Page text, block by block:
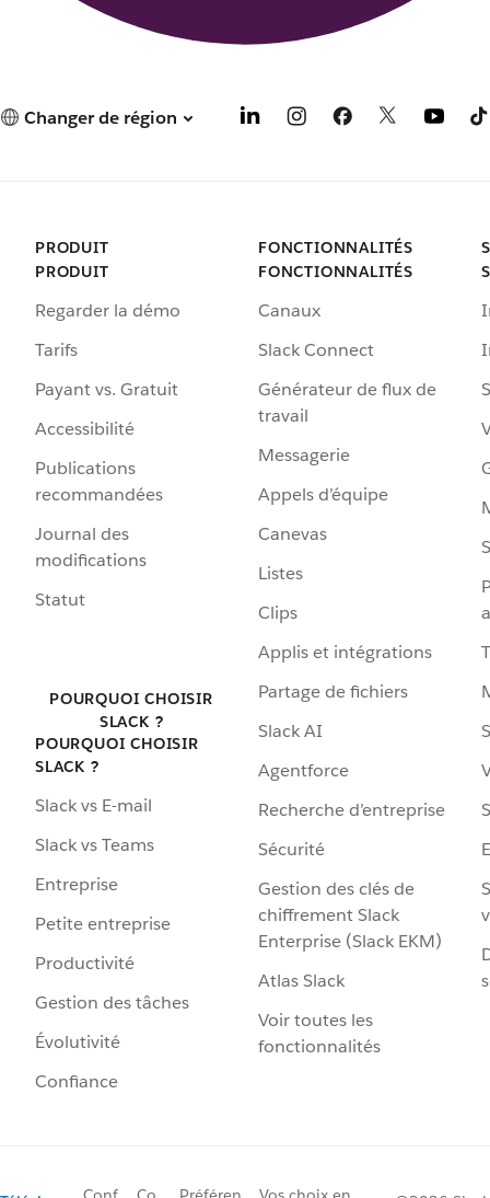
Changer de région
PRODUIT
PRODUIT
Regarder la démo
Tarifs
Payant vs. Gratuit
Accessibilité
Publications
recommandées
Journal des
modifications
Statut
POURQUOI CHOISIR
SLACK ?
POURQUOI CHOISIR
SLACK ?
Slack vs E-mail
Slack vs Teams
Entreprise
Petite entreprise
Productivité
Gestion des tâches
Évolutivité
Confiance
FONCTIONNALITÉS
FONCTIONNALITÉS
Canaux
Slack Connect
Générateur de flux de
travail
Messagerie
Appels d’équipe
Canevas
Listes
Clips
Applis et intégrations
Partage de fichiers
Slack AI
Agentforce
Recherche d’entreprise
Sécurité
Gestion des clés de
chiffrement Slack
Enterprise (Slack EKM)
Atlas Slack
Voir toutes les
fonctionnalités